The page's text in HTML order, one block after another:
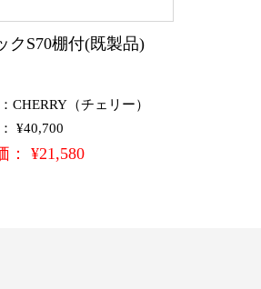
クS70棚付(既製品)
CHERRY（チェリー）
¥40,700
： ¥21,580